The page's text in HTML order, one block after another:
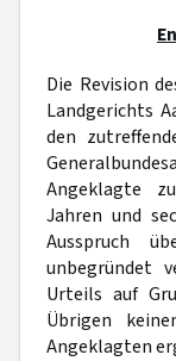
Die Revision
Landgerichts
den
Angeklagte
Jahren und
Ausspruch
unbegründet
Urteils auf
Übrigen
Angeklagten